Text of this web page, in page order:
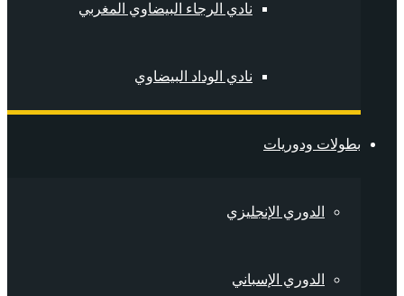
نادي الرجاء البيضاوي المغربي
نادي الوداد البيضاوي
بطولات ودوريات
الدوري الإنجليزي
الدوري الإسباني